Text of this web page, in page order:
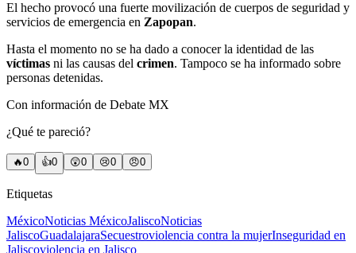
El hecho provocó una fuerte movilización de cuerpos de seguridad y
servicios de emergencia en Zapopan.
Hasta el momento no se ha dado a conocer la identidad de las
víctimas ni las causas del crimen. Tampoco se ha informado sobre
personas detenidas.
Con información de Debate MX
¿Qué te pareció?
🔥0 👍0 😲0 😢0 😠0
Etiquetas
MéxicoNoticias MéxicoJaliscoNoticias
JaliscoGuadalajaraSecuestroviolencia contra la mujerInseguridad en
Jaliscoviolencia en Jalisco